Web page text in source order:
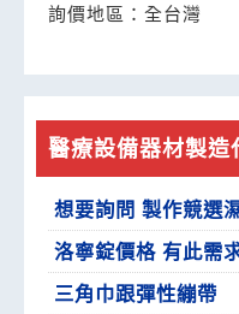
詢價地區： 全台灣
醫療設備器材製造
想要詢問 製作競選
洛寧錠價格 有此需
三角巾跟彈性繃帶